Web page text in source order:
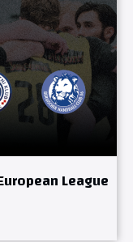
League